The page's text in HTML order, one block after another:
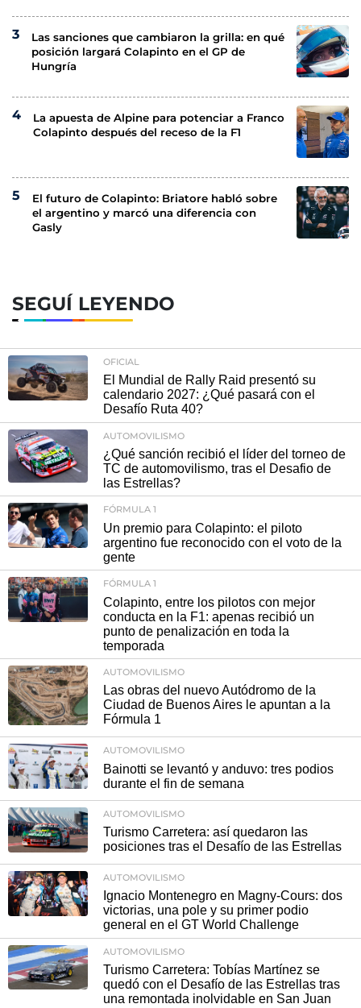
Las sanciones que cambiaron la grilla: en qué
posición largará Colapinto en el GP de
Hungría
La apuesta de Alpine para potenciar a Franco
Colapinto después del receso de la F1
El futuro de Colapinto: Briatore habló sobre
el argentino y marcó una diferencia con
Gasly
SEGUÍ LEYENDO
OFICIAL
El Mundial de Rally Raid presentó su
calendario 2027: ¿Qué pasará con el
Desafío Ruta 40?
AUTOMOVILISMO
¿Qué sanción recibió el líder del torneo de
TC de automovilismo, tras el Desafio de
las Estrellas?
FÓRMULA 1
Un premio para Colapinto: el piloto
argentino fue reconocido con el voto de la
gente
FÓRMULA 1
Colapinto, entre los pilotos con mejor
conducta en la F1: apenas recibió un
punto de penalización en toda la
temporada
AUTOMOVILISMO
Las obras del nuevo Autódromo de la
Ciudad de Buenos Aires le apuntan a la
Fórmula 1
AUTOMOVILISMO
Bainotti se levantó y anduvo: tres podios
durante el fin de semana
AUTOMOVILISMO
Turismo Carretera: así quedaron las
posiciones tras el Desafío de las Estrellas
AUTOMOVILISMO
Ignacio Montenegro en Magny-Cours: dos
victorias, una pole y su primer podio
general en el GT World Challenge
AUTOMOVILISMO
Turismo Carretera: Tobías Martínez se
quedó con el Desafío de las Estrellas tras
una remontada inolvidable en San Juan